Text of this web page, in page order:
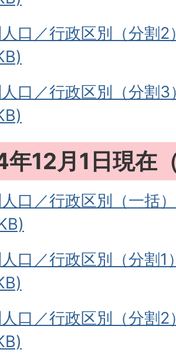
口／行政区別（分割
口／行政区別（分割
年12月1日現
口／行政区別（一括
口／行政区別（分割
口／行政区別（分割